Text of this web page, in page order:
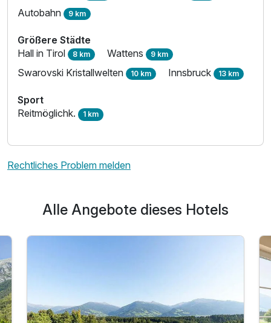
Autobahn 9 km
Größere Städte
Hall in Tirol 8 km Wattens 9 km
Swarovski Kristallwelten 10 km Innsbruck 13 km
Sport
Reitmöglichk. 1 km
Rechtliches Problem melden
Alle Angebote dieses Hotels